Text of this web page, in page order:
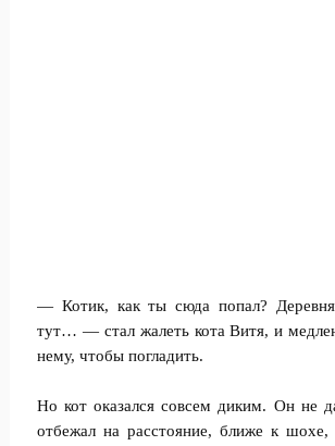
— Котик, как ты сюда попал?
тут… — стал жалеть кота Витя, и
нему, чтобы погладить.
Но кот оказался совсем диким. Он не
отбежал на расстояние, ближе к шохе,